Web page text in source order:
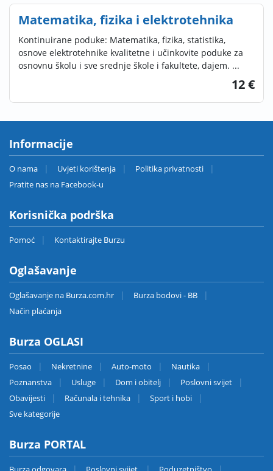
Matematika, fizika i elektrotehnika
Kontinuirane poduke: Matematika, fizika, statistika,
osnove elektrotehnike kvalitetne i učinkovite poduke za
osnovnu školu i sve srednje škole i fakultete, dajem. ...
12 €
Informacije
O nama Uvjeti korištenja
Politika privatnosti
Pratite nas na Facebook-u
Korisnička podrška
Pomoć Kontaktirajte Burzu
Oglašavanje
Oglašavanje na Burza.com.hr
Burza bodovi - BB
Način plaćanja
Burza OGLASI
Posao Nekretnine Auto-moto
Nautika
Poznanstva
Usluge Dom i obitelj
Poslovni svijet
Obavijesti
Računala i tehnika
Sport i hobi
Sve kategorije
Burza PORTAL